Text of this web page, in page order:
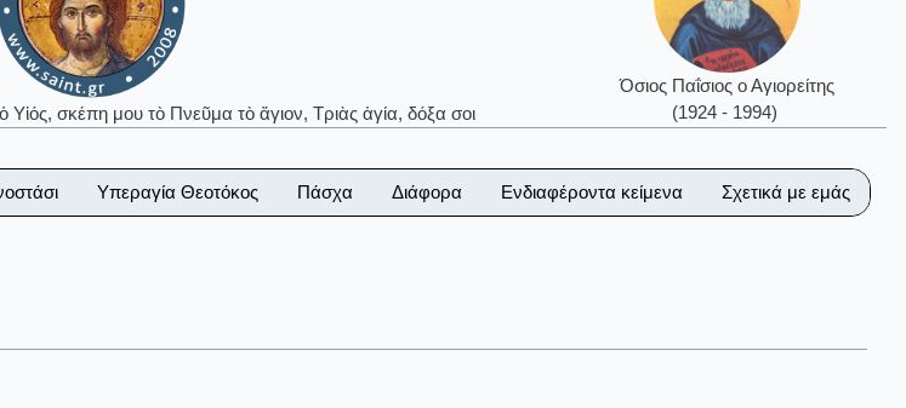
σκέπη μου τὸ Πνεῦμα τὸ ἅγιον, Τριὰς ἁγία, δόξα σοι
Όσιος Παΐσιος ο Αγιορείτης
(1924 - 1994)
Υπεραγία Θεοτόκος Πάσχα Διάφορα Ενδιαφέροντα κείμενα Σχετικά με εμάς